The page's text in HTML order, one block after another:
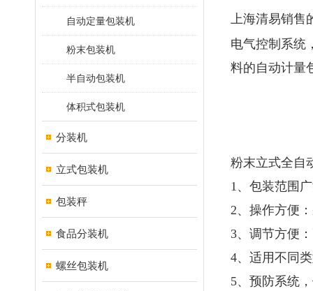
自动定量包装机
粉末包装机
半自动包装机
体积式包装机
分装机
立式包装机
包装秤
食品分装机
螺丝包装机
上海清易销售
电气控制系统
料的自动计量
粉末立式全自
1、包装范围
2、操作方便
3、调节方便
4、适用不同
5、预防系统